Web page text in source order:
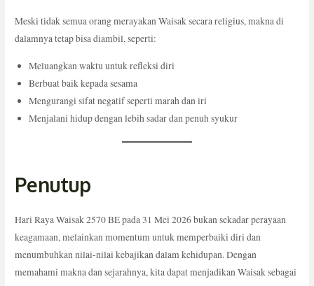
Meski tidak semua orang merayakan Waisak secara religius, makna di
dalamnya tetap bisa diambil, seperti:
Meluangkan waktu untuk refleksi diri
Berbuat baik kepada sesama
Mengurangi sifat negatif seperti marah dan iri
Menjalani hidup dengan lebih sadar dan penuh syukur
Penutup
Hari Raya Waisak 2570 BE pada 31 Mei 2026 bukan sekadar perayaan
keagamaan, melainkan momentum untuk memperbaiki diri dan
menumbuhkan nilai-nilai kebajikan dalam kehidupan. Dengan
memahami makna dan sejarahnya, kita dapat menjadikan Waisak sebagai